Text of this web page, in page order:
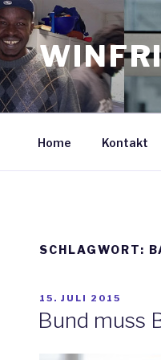
Home Kontakt
SCHLAGWORT:
VERÖFFENTLICHT
AM
15. JULI 2015
Bund muss